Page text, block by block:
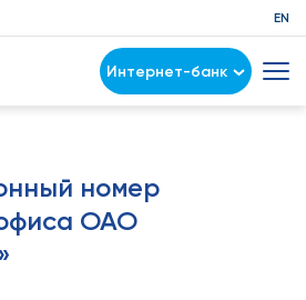
EN
Интернет-банк
номер
ОАО